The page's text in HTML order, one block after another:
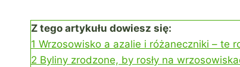
Z tego artykułu dowiesz się:
1 Wrzosowisko a azalie i różaneczniki – te
2 Byliny zrodzone, by rosły na